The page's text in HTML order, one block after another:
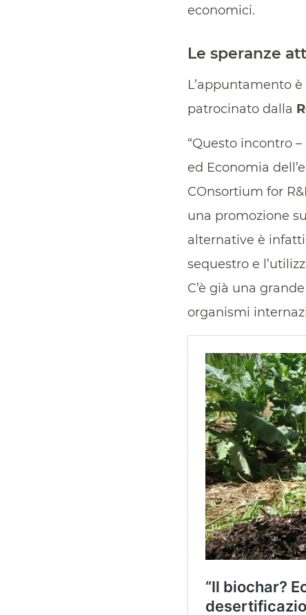
economici.
Le speranze
L’appuntamento è
patrocinato dalla
“Questo incontro –
ed Economia
COnsortium for
una promozione
alternative è
sequestro e
C’è già una
organismi